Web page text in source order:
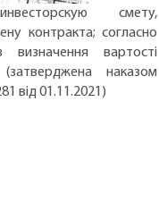
смету,
контракта; согласно
визначення вартості
(затверджена наказом
від 01.11.2021)